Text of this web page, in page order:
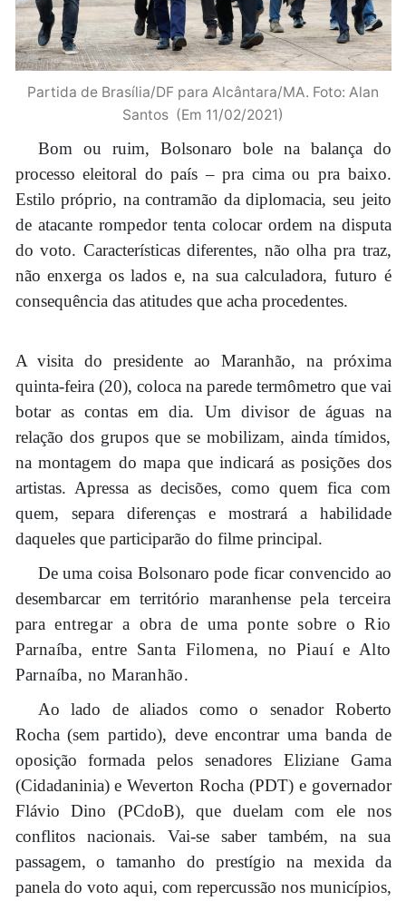
Partida de Brasília/DF para Alcântara/MA. Foto: Alan
Santos (Em 11/02/2021)
Bom ou ruim, Bolsonaro bole na balança do
processo eleitoral do país – pra cima ou pra baixo.
Estilo próprio, na contramão da diplomacia, seu jeito
de atacante rompedor tenta colocar ordem na disputa
do voto. Características diferentes, não olha pra traz,
não enxerga os lados e, na sua calculadora, futuro é
consequência das atitudes que acha procedentes.
A visita do presidente ao Maranhão, na próxima
quinta-feira (20), coloca na parede termômetro que vai
botar as contas em dia. Um divisor de águas na
relação dos grupos que se mobilizam, ainda tímidos,
na montagem do mapa que indicará as posições dos
artistas. Apressa as decisões, como quem fica com
quem, separa diferenças e mostrará a habilidade
daqueles que participarão do filme principal.
De uma coisa Bolsonaro pode ficar convencido ao
desembarcar em território maranhense pela terceira
para entregar a obra de uma ponte sobre o Rio
Parnaíba, entre Santa Filomena, no Piauí e Alto
Parnaíba, no Maranhão.
Ao lado de aliados como o senador Roberto
Rocha (sem partido), deve encontrar uma banda de
oposição formada pelos senadores Eliziane Gama
(Cidadaninia) e Weverton Rocha (PDT) e governador
Flávio Dino (PCdoB), que duelam com ele nos
conflitos nacionais. Vai-se saber também, na sua
passagem, o tamanho do prestígio na mexida da
panela do voto aqui, com repercussão nos municípios,